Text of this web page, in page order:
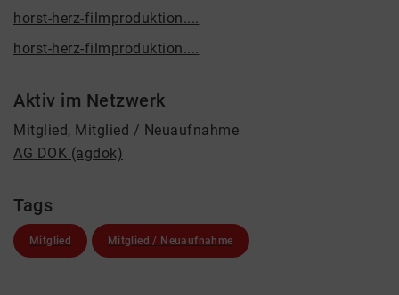
horst-herz-filmproduktion....
horst-herz-filmproduktion....
Aktiv im Netzwerk
Mitglied, Mitglied / Neuaufnahme
AG DOK (agdok)
Tags
Mitglied Mitglied / Neuaufnahme